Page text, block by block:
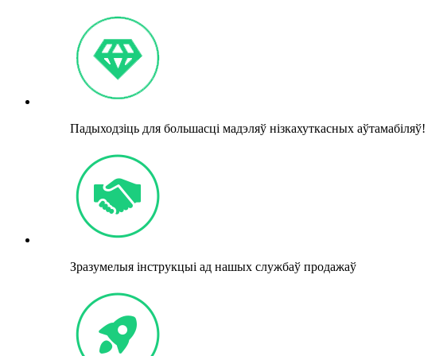
Падыходзіць для большасці мадэляў нізкахуткасных аўтамабіляў!
Зразумелыя інструкцыі ад нашых службаў продажаў